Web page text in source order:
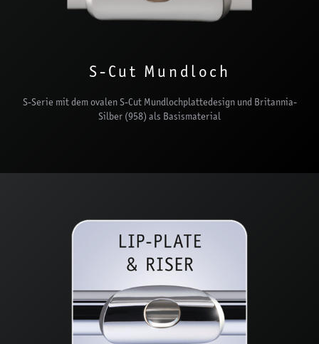
S-Cut Mundloch
S-Serie mit dem ovalen S-Cut Mundlochplattedesign und Britannia-
Silber (958) als Basismaterial